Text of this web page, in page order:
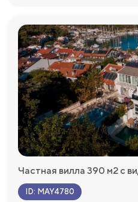
Частная вилла 390 м2 с
ID: MAY4780